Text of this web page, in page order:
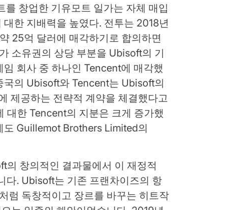
창업한 기유모트 일가는 자체 매입
한 지배력을 높였다. 전투는 2018년
25억 달러에 매각하기로 합의하면
소유권의 상당 부분을 Ubisoft의 기
회사 중 하나인 Tencent에 매각했
국의 Ubisoft와 Tencent는 Ubisoft의
제공하는 전략적 계약을 체결했다고
대한 Tencent의 지분은 크게 증가했
도 Guillemot Brothers Limited의
창의적인 결과물에서 이 재정적
다. Ubisoft는 기존 프랜차이즈의 항
럼 독창적이고 장르를 바꾸는 히트작